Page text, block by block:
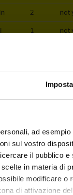
ad
sul vostro
il pubblico
in materia di
modificare
di attivazione
2 not
1 not